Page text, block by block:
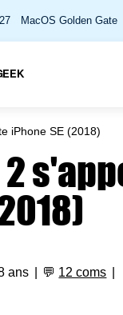
MacOS Golden Gate
iPhone SE (2018)
2
ans 💬 12 coms